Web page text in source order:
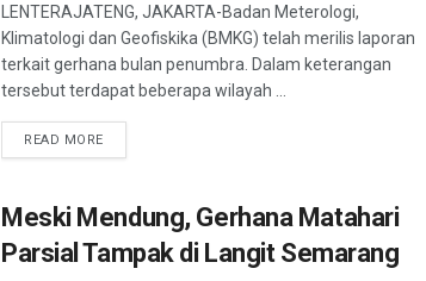
LENTERAJATENG, JAKARTA-Badan Meterologi,
Klimatologi dan Geofiskika (BMKG) telah merilis laporan
terkait gerhana bulan penumbra. Dalam keterangan
tersebut terdapat beberapa wilayah ...
READ MOREDETAILS
Meski Mendung, Gerhana Matahari
Parsial Tampak di Langit Semarang